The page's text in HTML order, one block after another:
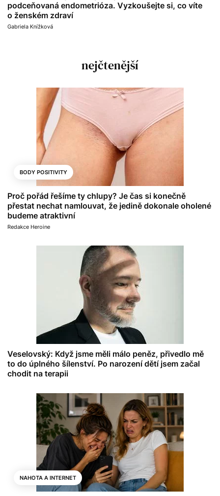
podceňovaná endometrióza. Vyzkoušejte si, co víte
o ženském zdraví
Gabriela Knížková
nejčtenější
BODY POSITIVITY
Proč pořád řešíme ty chlupy? Je čas si konečně
přestat nechat namlouvat, že jedině dokonale oholené
budeme atraktivní
Redakce Heroine
Veselovský: Když jsme měli málo peněz, přivedlo mě
to do úplného šílenství. Po narození dětí jsem začal
chodit na terapii
NAHOTA A INTERNET